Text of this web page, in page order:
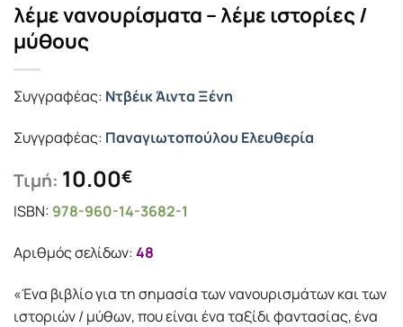
λέμε νανουρίσματα – λέμε ιστορίες /
μύθους
Συγγραφέας: Ντβέικ Άιντα Ξένη
Συγγραφέας: Παναγιωτοπούλου Ελευθερία
Τιμή: 10.00€
ISBN: 978-960-14-3682-1
Αριθμός σελίδων:48
«Ένα βιβλίο για τη σηµασία των νανουρισµάτων και των
ιστοριών / µύθων, που είναι ένα ταξίδι φαντασίας, ένα